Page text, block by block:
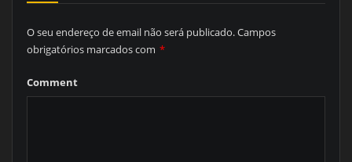
O seu endereço de email não será publicado.Campos
obrigatórios marcados com *
Comment